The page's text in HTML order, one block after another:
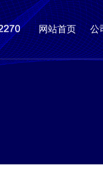
网站首页 公